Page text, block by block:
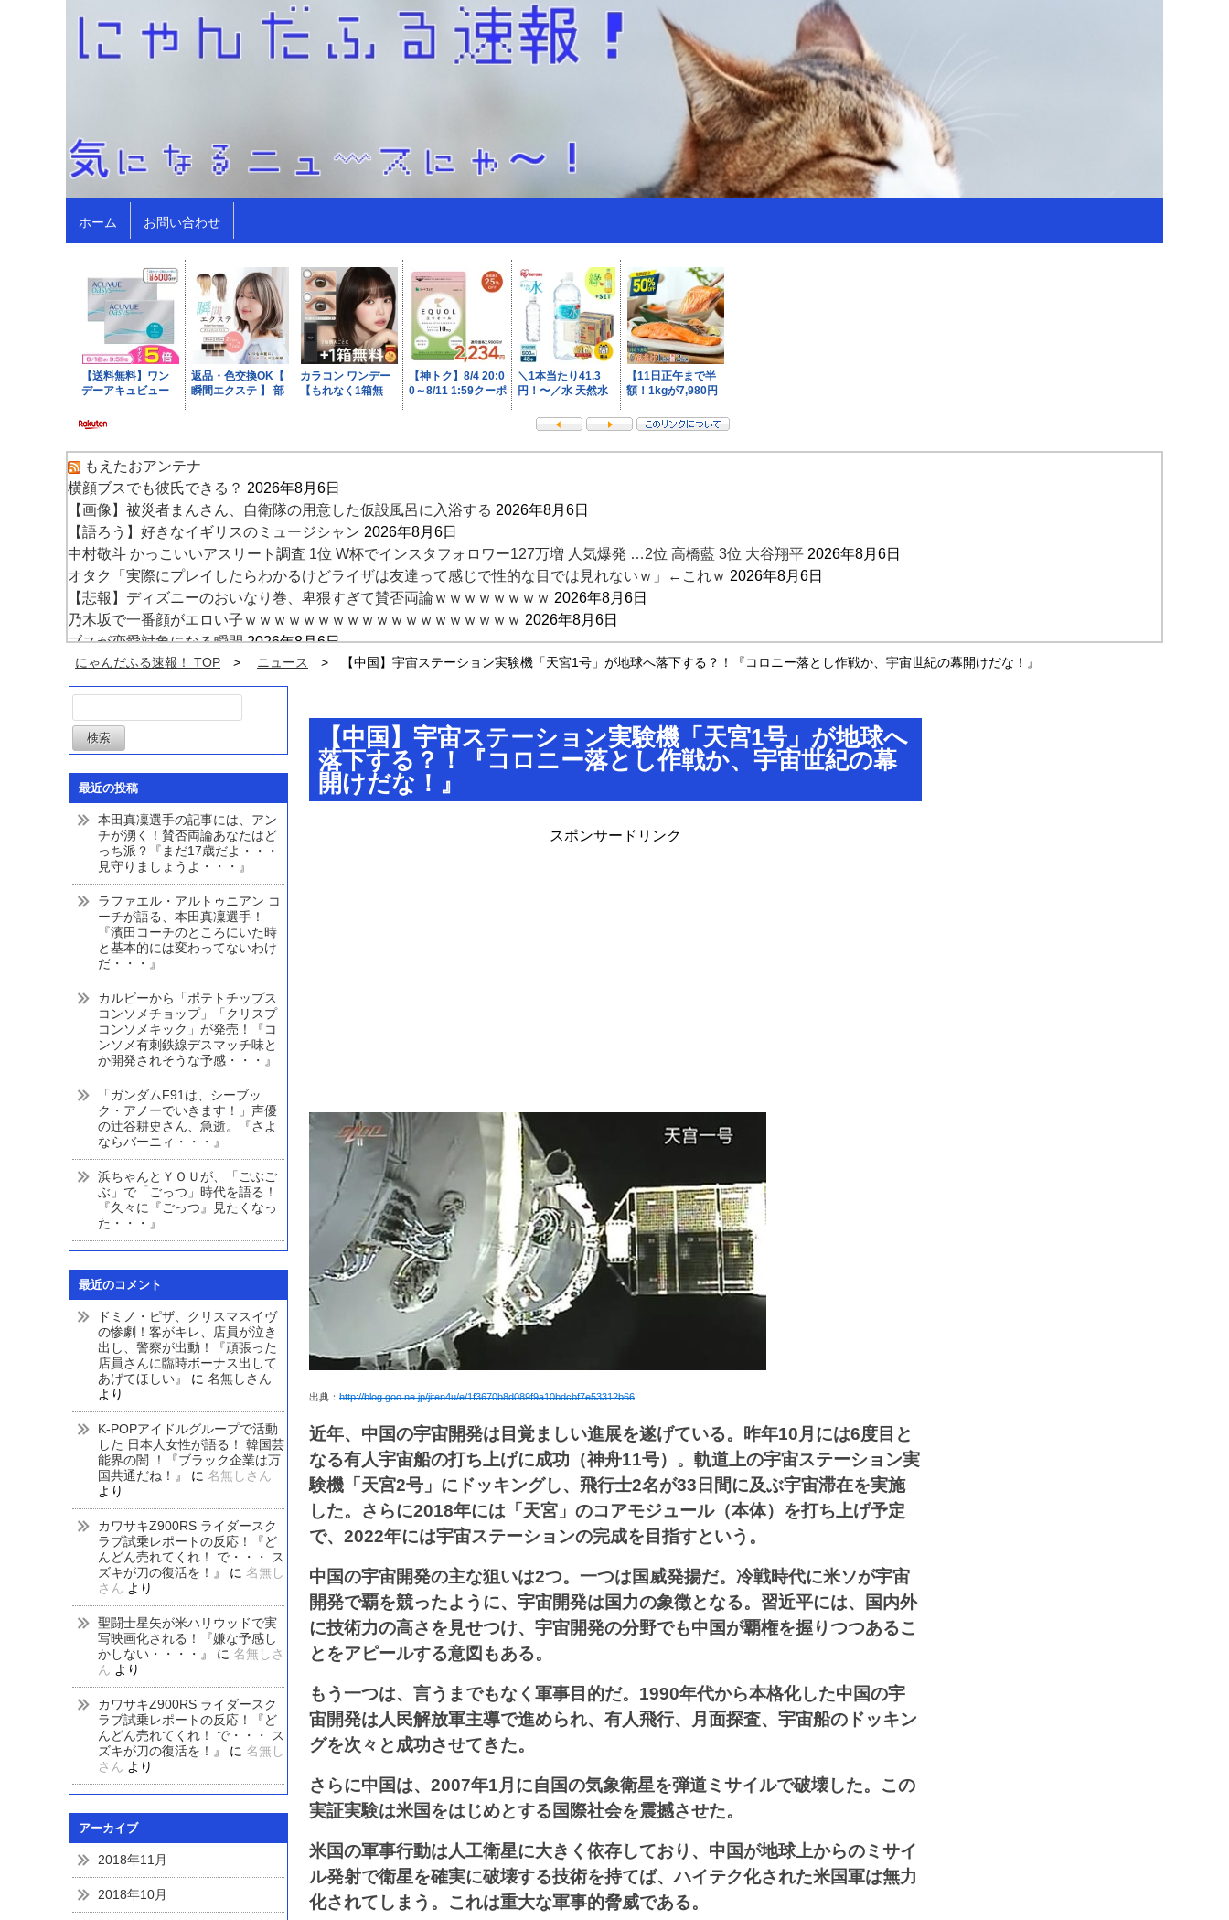
ホーム お問い合わせ
もえたおアンテナ
横顔ブスでも彼氏できる？ 2026年8月6日
【画像】被災者まんさん、自衛隊の用意した仮設風呂に入浴する 2026年8月6日
【語ろう】好きなイギリスのミュージシャン 2026年8月6日
中村敬斗 かっこいいアスリート調査 1位 W杯でインスタフォロワー127万増 人気爆発 …2位 高橋藍 3位 大谷翔平 2026年8月6日
オタク「実際にプレイしたらわかるけどライザは友達って感じで性的な目では見れないｗ」←これｗ 2026年8月6日
【悲報】ディズニーのおいなり巻、卑猥すぎて賛否両論ｗｗｗｗｗｗｗｗ 2026年8月6日
乃木坂で一番顔がエロい子ｗｗｗｗｗｗｗｗｗｗｗｗｗｗｗｗｗｗｗ 2026年8月6日
ブスが恋愛対象になる瞬間 2026年8月6日
【画像】小倉ゆうか(元・小倉優香)、まさかの水着グラビア復帰ｗｗｗｗｗ 2026年8月6日
【悲報】クロちゃん、とち狂ったツイートをする
にゃんだふる速報！ TOP ニュース 【中国】宇宙ステーション実験機「天宮1号」が地球へ落下する？！『コロニー落とし作戦か、宇宙世紀の幕開けだな！』
最近の投稿
本田真凜選手の記事には、アン
チが湧く！賛否両論あなたはど
っち派？『まだ17歳だよ・・・
見守りましょうよ・・・』
ラファエル・アルトゥニアン コ
ーチが語る、本田真凜選手！
『濱田コーチのところにいた時
と基本的には変わってないわけ
だ・・・』
カルビーから「ポテトチップス
コンソメチョップ」「クリスプ
コンソメキック」が発売！『コ
ンソメ有刺鉄線デスマッチ味と
か開発されそうな予感・・・』
「ガンダムF91は、シーブッ
ク・アノーでいきます！」声優
の辻谷耕史さん、急逝。『さよ
ならバーニィ・・・』
浜ちゃんとＹＯＵが、「ごぶご
ぶ」で「ごっつ」時代を語る！
『久々に『ごっつ』見たくなっ
た・・・』
最近のコメント
ドミノ・ピザ、クリスマスイヴ
の惨劇！客がキレ、店員が泣き
出し、警察が出動！『頑張った
店員さんに臨時ボーナス出して
あげてほしい』
に 名無しさん
より
K-POPアイドルグループで活動
した 日本人女性が語る！ 韓国芸
能界の闇 ！『ブラック企業は万
国共通だね！』
に 名無しさん
より
カワサキZ900RS ライダースク
ラブ試乗レポートの反応！『ど
んどん売れてくれ！ で・・・ ス
ズキが刀の復活を！』
に 名無し
さん より
聖闘士星矢が米ハリウッドで実
写映画化される！『嫌な予感し
かしない・・・・』
に 名無しさ
ん より
カワサキZ900RS ライダースク
ラブ試乗レポートの反応！『ど
んどん売れてくれ！ で・・・ ス
ズキが刀の復活を！』
に 名無し
さん より
アーカイブ
2018年11月
2018年10月
【中国】宇宙ステーション実験機「天宮1号」が地球へ
落下する？！『コロニー落とし作戦か、宇宙世紀の幕
開けだな！』
スポンサードリンク
出典： http://blog.goo.ne.jp/jiten4u/e/1f3670b8d089f9a10bdcbf7e53312b66
近年、中国の宇宙開発は目覚ましい進展を遂げている。昨年10月には6度目と
なる有人宇宙船の打ち上げに成功（神舟11号）。軌道上の宇宙ステーション実
験機「天宮2号」にドッキングし、飛行士2名が33日間に及ぶ宇宙滞在を実施
した。さらに2018年には「天宮」のコアモジュール（本体）を打ち上げ予定
で、2022年には宇宙ステーションの完成を目指すという。
中国の宇宙開発の主な狙いは2つ。一つは国威発揚だ。冷戦時代に米ソが宇宙
開発で覇を競ったように、宇宙開発は国力の象徴となる。習近平には、国内外
に技術力の高さを見せつけ、宇宙開発の分野でも中国が覇権を握りつつあるこ
とをアピールする意図もある。
もう一つは、言うまでもなく軍事目的だ。1990年代から本格化した中国の宇
宙開発は人民解放軍主導で進められ、有人飛行、月面探査、宇宙船のドッキン
グを次々と成功させてきた。
さらに中国は、2007年1月に自国の気象衛星を弾道ミサイルで破壊した。この
実証実験は米国をはじめとする国際社会を震撼させた。
米国の軍事行動は人工衛星に大きく依存しており、中国が地球上からのミサイ
ル発射で衛星を確実に破壊する技術を持てば、ハイテク化された米国軍は無力
化されてしまう。これは重大な軍事的脅威である。